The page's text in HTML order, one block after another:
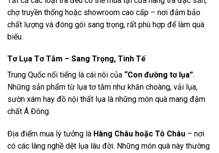
chợ truyền thống hoặc showroom cao cấp – nơi đảm bảo
chất lượng và đóng gói sang trọng, rất phù hợp để làm quà
biếu.
Tơ Lụa Tơ Tằm – Sang Trọng, Tinh Tế
Trung Quốc nổi tiếng là cái nôi của “Con đường tơ lụa”.
Những sản phẩm từ lụa tơ tằm như khăn choàng, vải lụa,
sườn xám hay đồ nội thất lụa là những món quà mang đậm
chất Á Đông.
Địa điểm mua lý tưởng là Hàng Châu hoặc Tô Châu – nơi
có các làng nghề dệt lụa lâu đời. Những món quà này thường